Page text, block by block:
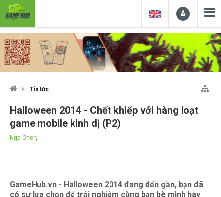
Tin tức
Halloween 2014 - Chết khiếp với hàng loạt
game mobile kinh dị (P2)
Nga Chery
GameHub.vn - Halloween 2014 đang đến gần, bạn đã
có sự lựa chọn để trải nghiệm cùng bạn bè mình hay